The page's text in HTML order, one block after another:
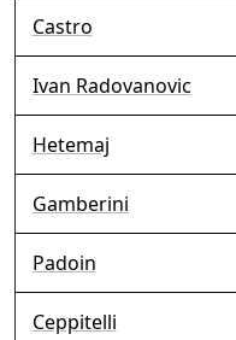
Castro
Ivan Radovanovic
Hetemaj
Gamberini
Padoin
Ceppitelli